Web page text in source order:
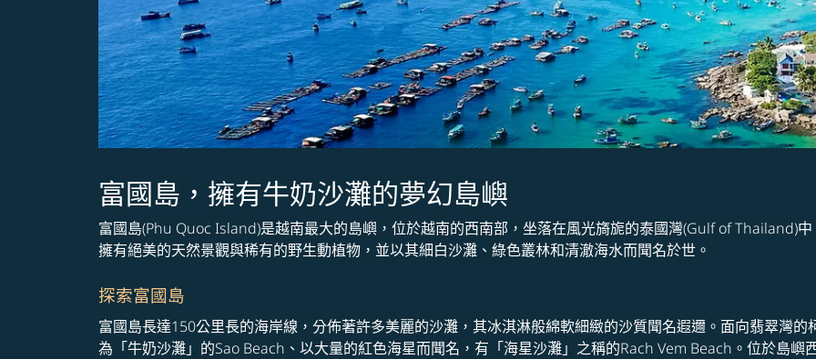
富國島，擁有牛奶沙灘的夢幻島嶼
富國島(Phu Quoc Island)是越南最大的島嶼，位於越南的西南部，坐落在風光旖旎的泰國灣(Gulf of Thailand)
擁有絕美的天然景觀與稀有的野生動植物，並以其細白沙灘、綠色叢林和清澈海水而聞名於世。
探索富國島
富國島長達150公里長的海岸線，分佈著許多美麗的沙灘，其冰淇淋般綿軟細緻的沙質聞名遐邇。面向翡翠灣
為「牛奶沙灘」的Sao Beach、以大量的紅色海星而聞名，有「海星沙灘」之稱的Rach Vem Beach。位於島